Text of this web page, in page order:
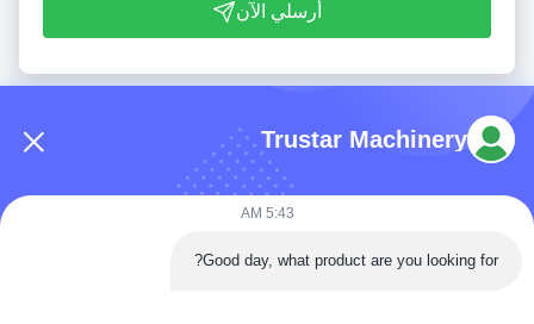
أرسلي الآن
هاتف: 86-180-5882-0351
Trustar Machinery
5:43 AM
Good day, what product are you looking for?